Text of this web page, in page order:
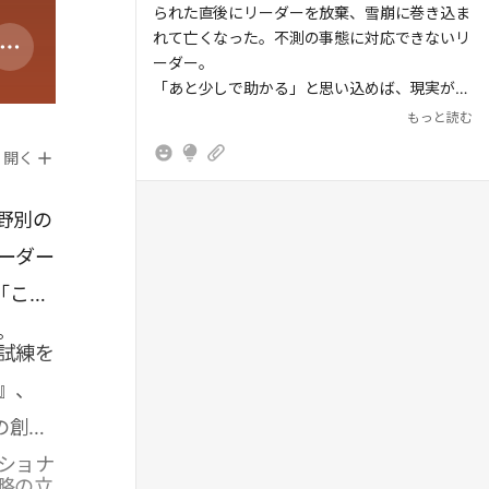
開く
別の
ダー
これ
練を
、
創業
ョナ
られた直後にリーダーを放棄、雪崩に巻き込ま
れて亡くなった。不測の事態に対応できないリ
ーダー。
「あと少しで助かる」と思い込めば、現実がそ
の期待を打ち砕いたとき、自分の心も死に引き
スの話みたい…。
もっと読む